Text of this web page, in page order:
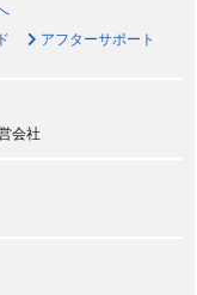
アフターサポート
会社